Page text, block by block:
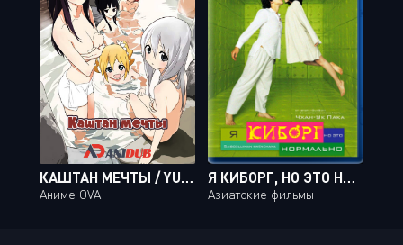
КАШТАН МЕЧТЫ / YUMEKURI
Аниме OVA
Я КИБОРГ, НО ЭТО НОРМАЛЬНО / SAIBOGUJIMAN KWENCHANA
Азиатские фильмы